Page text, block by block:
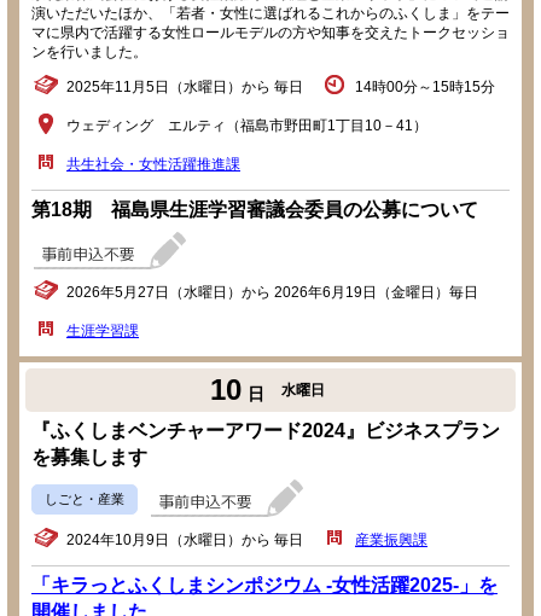
演いただいたほか、「若者・女性に選ばれるこれからのふくしま」をテー
マに県内で活躍する女性ロールモデルの方や知事を交えたトークセッショ
ンを行いました。
2025年11月5日（水曜日）から 毎日 14時00分～15時15分
ウェディング エルティ（福島市野田町1丁目10－41）
共生社会・女性活躍推進課
第18期 福島県生涯学習審議会委員の公募について
2026年5月27日（水曜日）から 2026年6月19日（金曜日）毎日
生涯学習課
10 日 水曜日
『ふくしまベンチャーアワード2024』ビジネスプラン
を募集します
しごと・産業
2024年10月9日（水曜日）から 毎日 産業振興課
「キラっとふくしまシンポジウム -女性活躍2025-」を
開催しました